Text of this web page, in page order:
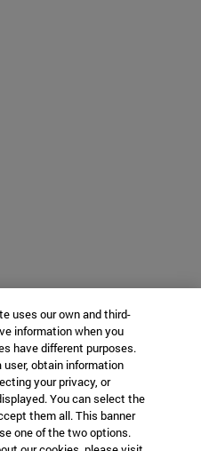
uses our own and third-
information when you
have different purposes.
obtain information
your privacy, or
You can select the
them all. This banner
one of the two options.